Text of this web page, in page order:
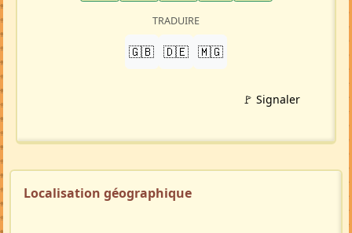
TRADUIRE
🇬🇧 🇩🇪 🇲🇬
🚩 Signaler
Localisation géographique